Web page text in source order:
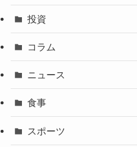
投資
コラム
ニュース
食事
スポーツ